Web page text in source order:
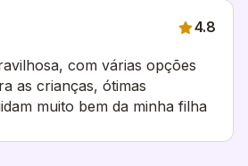
4.8
com várias opções
as crianças, ótimas
muito bem da minha filha